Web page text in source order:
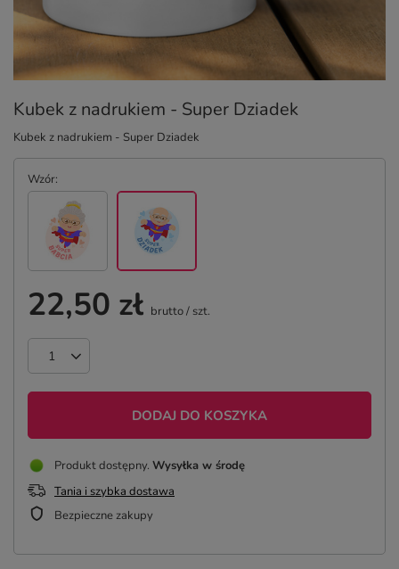
Kubek z nadrukiem - Super Dziadek
Kubek z nadrukiem - Super Dziadek
Wzór
22,50 zł brutto/ szt.
DODAJ DO KOSZYKA
Produkt dostępny Wysyłka w środę
Tania i szybka dostawa
Bezpieczne zakupy